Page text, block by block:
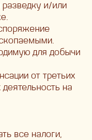
и/или
для добычи
от третьих
на
все налоги,